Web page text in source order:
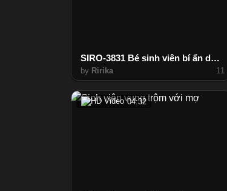
SIRO-3831 Bé sinh viên bí ẩn dễ thương
by Ririka 11
04:32